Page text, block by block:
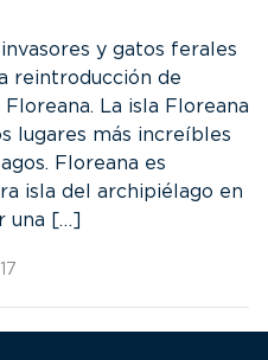
y gatos ferales
reintroducción de
La isla Floreana
lugares más increíbles
Floreana es
isla del archipiélago en
una […]